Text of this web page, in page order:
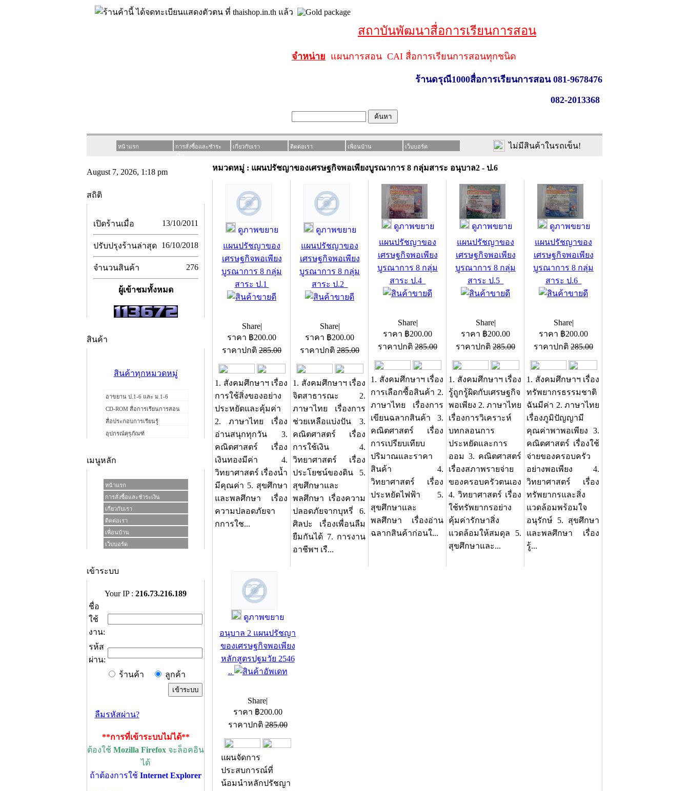
สถาบันพัฒนาสื่อการเรียนการสอน
จำหน่าย แผนการสอน CAI สื่อการเรียนการสอนทุกชนิด
ร้านดรุณี1000สื่อการเรียนการสอน 081-9678476
082-2013368
หน้าแรก
การสั่งซื้อและชำระ
เกี่ยวกับเรา ติดต่อเรา เพื่อนบ้าน เว็บบอร์ด ไม่มีสินค้าในรถเข็น!
August 7, 2026, 1:18 pm
สถิติ
เปิดร้านเมื่อ 13/10/2011
ปรับปรุงร้านล่าสุด 16/10/2018
จำนวนสินค้า 276
ผู้เข้าชมทั้งหมด
สินค้า
สินค้าทุกหมวดหมู่
อาขยาน ป.1-6 และ ม.1-6
CD-ROM สื่อการเรียนการสอน
สื่อประกอบการเรียนรู้
อุปกรณ์คุรุภัณฑ์
เมนูหลัก
หน้าแรก
การสั่งซื้อและชำระเงิน
เกี่ยวกับเรา
ติดต่อเรา
เพื่อนบ้าน
เว็บบอร์ด
เข้าระบบ
Your IP : 216.73.216.189
ชื่อ
ใช้
งาน:
รห้ส
ผ่าน:
ร้านค้า
ลูกค้า
ลืมรหัสผ่าน?
**การที่เข้าระบบไม่ได้**
ต้องใช้ Mozilla Firefox จะล็อคอิน
ได้
ถ้าต้องการใช้ Internet Explorer
หมวดหมู่ : แผนปรัชญาของเศรษฐกิจพอเพียงบูรณาการ 8 กลุ่มสาระ อนุบาล2 - ป.6
ดูภาพขยาย
แผนปรัชญาของ
เศรษฐกิจพอเพียง
บูรณาการ 8 กลุ่ม
สาระ ป.1
Share|
ราคา ฿200.00
ราคาปกติ 285.00
1. สังคมศึกษาฯ เรื่อง
การใช้สิ่งของอย่าง
ประหยัดและคุ้มค่า
2. ภาษาไทย เรื่อง
อ่านสนุกทุกวัน 3.
คณิตศาสตร์ เรื่อง
เงินทองมีค่า 4.
วิทยาศาสตร์ เรื่องน้ำ
มีคุณค่า 5. สุขศึกษา
และพลศึกษา เรื่อง
ความปลอดภัยจา
กการใช...
ดูภาพขยาย
แผนปรัชญาของ
เศรษฐกิจพอเพียง
บูรณาการ 8 กลุ่ม
สาระ ป.2
Share|
ราคา ฿200.00
ราคาปกติ 285.00
1. สังคมศึกษาฯ เรื่อง
จิตสาธารณะ 2.
ภาษาไทย เรื่องการ
ช่วยเหลือแบ่งปัน 3.
คณิตศาสตร์ เรื่อง
การใช้เงิน 4.
วิทยาศาสตร์ เรื่อง
ประโยชน์ของดิน 5.
สุขศึกษาและ
พลศึกษา เรื่องความ
ปลอดภัยจากบุหรี่ 6.
ศิลปะ เรื่องเพื่อนลืม
ยืมกันได้ 7. การงาน
อาชีพฯ เรื...
ดูภาพขยาย
แผนปรัชญาของ
เศรษฐกิจพอเพียง
บูรณาการ 8 กลุ่ม
สาระ ป.4
Share|
ราคา ฿200.00
ราคาปกติ 285.00
1. สังคมศึกษาฯ เรื่อง
การเลือกซื้อสินค้า 2.
ภาษาไทย เรื่องการ
เขียนฉลากสินค้า 3.
คณิตศาสตร์ เรื่อง
การเปรียบเทียบ
ปริมาณและราคา
สินค้า 4.
วิทยาศาสตร์ เรื่อง
ประหยัดไฟฟ้า 5.
สุขศึกษาและ
พลศึกษา เรื่องอ่าน
ฉลากสินค้าก่อนใ...
ดูภาพขยาย
แผนปรัชญาของ
เศรษฐกิจพอเพียง
บูรณาการ 8 กลุ่ม
สาระ ป.5
Share|
ราคา ฿200.00
ราคาปกติ 285.00
1. สังคมศึกษาฯ เรื่อง
รู้ถูกรู้ผิดกับเศรษฐกิจ
พอเพียง 2. ภาษาไทย
เรื่องการวิเคราะห์
บทกลอนการ
ประหยัดและการ
ออม 3. คณิตศาสตร์
เรื่องสภาพรายจ่าย
ของครอบครัวตนเอง
4. วิทยาศาสตร์ เรื่อง
ใช้ทรัพยากรอย่าง
คุ้มค่ารักษาสิ่ง
แวดล้อมให้สมดุล 5.
สุขศึกษาและ...
ดูภาพขยาย
แผนปรัชญาของ
เศรษฐกิจพอเพียง
บูรณาการ 8 กลุ่ม
สาระ ป.6
Share|
ราคา ฿200.00
ราคาปกติ 285.00
1. สังคมศึกษาฯ เรื่อง
ทรัพยากรธรรมชาติ
ฉันมีค่า 2. ภาษาไทย
เรื่องภูมิปัญญามี
คุณค่าพาพอเพียง 3.
คณิตศาสตร์ เรื่องใช้
จ่ายของครอบครัว
อย่างพอเพียง 4.
วิทยาศาสตร์ เรื่อง
ทรัพยากรและสิ่ง
แวดล้อมพร้อมใจ
อนุรักษ์ 5. สุขศึกษา
และพลศึกษา เรื่อง
รู้...
ดูภาพขยาย
อนุบาล 2 แผนปรัชญา
ของเศรษฐกิจพอเพียง
หลักสูตรปฐมวัย 2546
..
Share|
ราคา ฿200.00
ราคาปกติ285.00
แผนจัดการ
ประสบการณ์ที่
น้อมนำหลักปรัชญา